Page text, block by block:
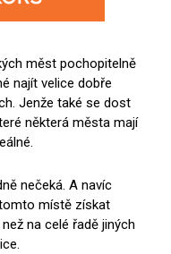
měst pochopitelně
najít velice dobře
Jenže také se dost
některá města mají
nečeká. A navíc
místě získat
na celé řadě jiných